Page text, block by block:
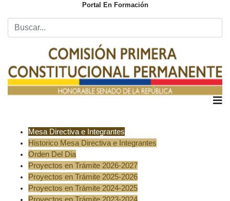
Portal En Formación
Mesa Directiva e Integrantes
Historico Mesa Directiva e Integrantes
Orden Del Dia
Proyectos en Trámite 2026-2027
Proyectos en Trámite 2025-2026
Proyectos en Trámite 2024-2025
Proyectos en Trámite 2023-2024